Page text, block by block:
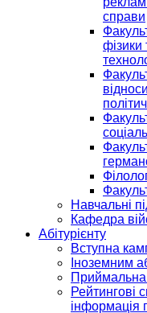
справи
фізики
Навчальні
Кафедра
Абітурієнту
Вступна
Іноземним
Приймальна
Рейтингові
інформація